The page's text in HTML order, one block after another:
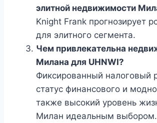
элитной недвижимости
Knight Frank прогнозирует
для элитного сегмента.
Чем привлекательна
Милана для UHNWI?
Фиксированный налоговый
статус финансового и
также высокий уровень
Милан идеальным выбором.